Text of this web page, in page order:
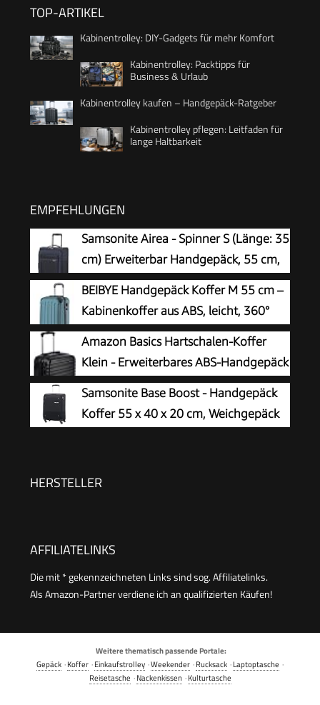
TOP-ARTIKEL
Kabinentrolley: DIY-Gadgets für mehr Komfort
Kabinentrolley: Packtipps für
Business & Urlaub
Kabinentrolley kaufen – Handgepäck-Ratgeber
Kabinentrolley pflegen: Leitfaden für
lange Haltbarkeit
EMPFEHLUNGEN
Samsonite Airea - Spinner S (Länge: 35
cm) Erweiterbar Handgepäck, 55 cm,
38/43.5 L, Blau (Dark Blue)
BEIBYE Handgepäck Koffer M 55 cm –
Kabinenkoffer aus ABS, leicht, 360°
Doppelrollen, Reisekoffer für
Amazon Basics Hartschalen-Koffer
Klein - Erweiterbares ABS-Handgepäck
mit 4 Doppel-Spinnerrädern - Kratzfest
und Leicht - 55 x 37,5 x 25,5cm -
Schwarz
Samsonite Base Boost - Handgepäck
Koffer 55 x 40 x 20 cm, Weichgepäck
Leicht, 39 L, Schwarz (Black)
HERSTELLER
AFFILIATELINKS
Die mit * gekennzeichneten Links sind sog. Affiliatelinks.
Als Amazon-Partner verdiene ich an qualifizierten Käufen!
Weitere thematisch passende Portale:
Gepäck ·Koffer ·Einkaufstrolley ·Weekender ·Rucksack ·Laptoptasche ·
Reisetasche ·Nackenkissen·Kulturtasche